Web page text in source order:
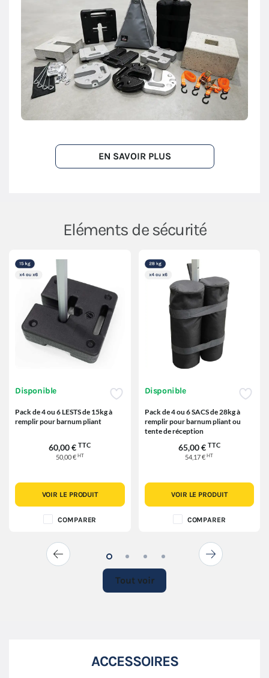
EN SAVOIR PLUS
Eléments de sécurité
Disponible
Pack de 4 ou 6 LESTS de 15kg à
remplir pour barnum pliant
60,00 € TTC
50,00 € HT
VOIR LE PRODUIT
COMPARER
Disponible
Pack de 4 ou 6 SACS de 28kg à
remplir pour barnum pliant ou
tente de réception
65,00 € TTC
54,17 €HT
VOIR LE PRODUIT
COMPARER
Tout voir
ACCESSOIRES